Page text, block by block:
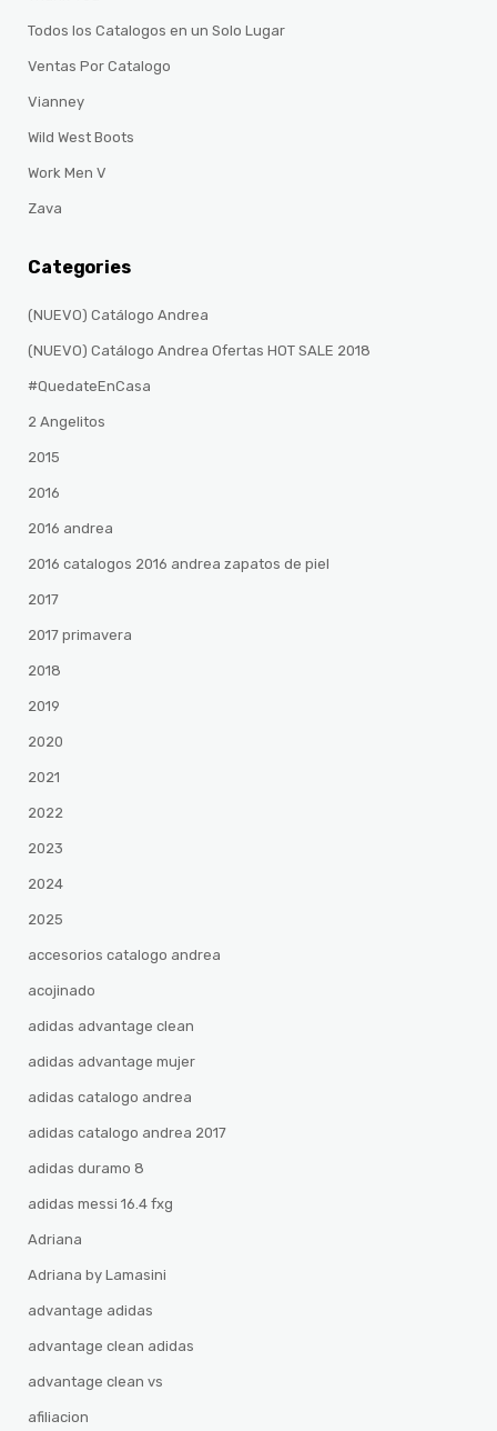
Todos los Catalogos en un Solo Lugar
Ventas Por Catalogo
Vianney
Wild West Boots
Work Men V
Zava
Categories
(NUEVO) Catálogo Andrea
(NUEVO) Catálogo Andrea Ofertas HOT SALE 2018
#QuedateEnCasa
2 Angelitos
2015
2016
2016 andrea
2016 catalogos 2016 andrea zapatos de piel
2017
2017 primavera
2018
2019
2020
2021
2022
2023
2024
2025
accesorios catalogo andrea
acojinado
adidas advantage clean
adidas advantage mujer
adidas catalogo andrea
adidas catalogo andrea 2017
adidas duramo 8
adidas messi 16.4 fxg
Adriana
Adriana by Lamasini
advantage adidas
advantage clean adidas
advantage clean vs
afiliacion